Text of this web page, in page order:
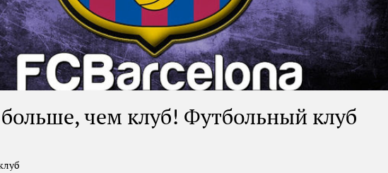
чем клуб! Футбольный клуб